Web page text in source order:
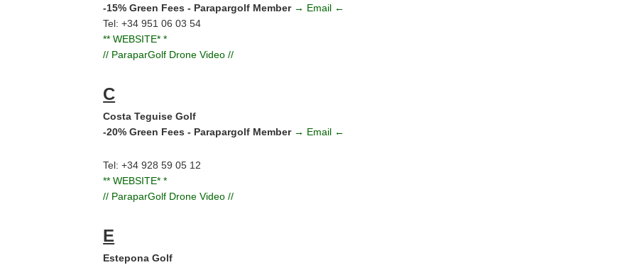
-15% Green Fees - Parapargolf Member → Email ←
Tel: +34 951 06 03 54
** WEBSITE* *
// ParaparGolf Drone Video //
C
Costa Teguise Golf
-20% Green Fees - Parapargolf Member → Email ←
Tel: +34 928 59 05 12
** WEBSITE* *
// ParaparGolf Drone Video //
E
Estepona Golf